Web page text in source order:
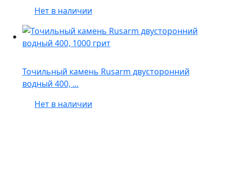
Нет в наличии
Точильный камень Rusarm двусторонний
водный 400, ...
Нет в наличии